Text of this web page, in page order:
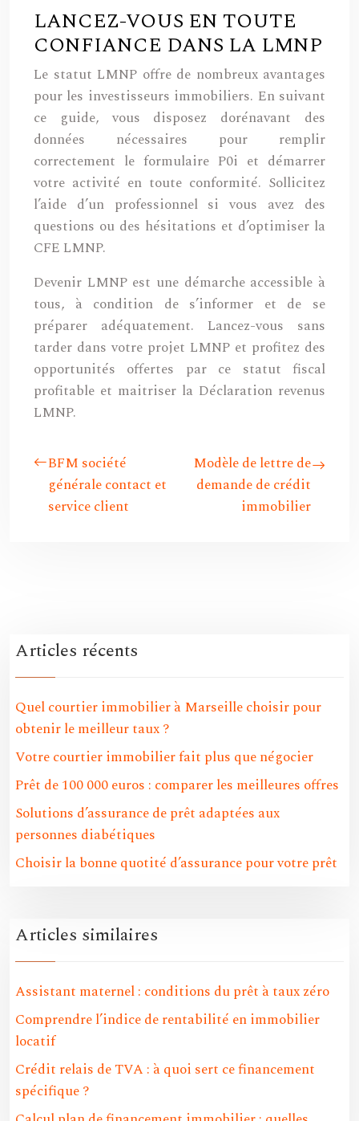
LANCEZ-VOUS EN TOUTE
CONFIANCE DANS LA LMNP
Le statut LMNP offre de nombreux avantages
pour les investisseurs immobiliers. En suivant
ce guide, vous disposez dorénavant des
données nécessaires pour remplir
correctement le formulaire P0i et démarrer
votre activité en toute conformité. Sollicitez
l’aide d’un professionnel si vous avez des
questions ou des hésitations et d’optimiser la
CFE LMNP.
Devenir LMNP est une démarche accessible à
tous, à condition de s’informer et de se
préparer adéquatement. Lancez-vous sans
tarder dans votre projet LMNP et profitez des
opportunités offertes par ce statut fiscal
profitable et maitriser la Déclaration revenus
LMNP.
BFM société
générale contact et
service client
Modèle de lettre de
demande de crédit
immobilier
Articles récents
Quel courtier immobilier à Marseille choisir pour
obtenir le meilleur taux ?
Votre courtier immobilier fait plus que négocier
Prêt de 100 000 euros : comparer les meilleures offres
Solutions d’assurance de prêt adaptées aux
personnes diabétiques
Choisir la bonne quotité d’assurance pour votre prêt
Articles similaires
Assistant maternel : conditions du prêt à taux zéro
Comprendre l’indice de rentabilité en immobilier
locatif
Crédit relais de TVA : à quoi sert ce financement
spécifique ?